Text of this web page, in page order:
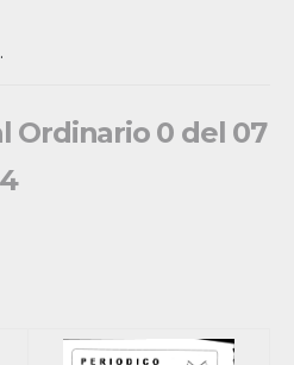
Ordinario 0 del 07